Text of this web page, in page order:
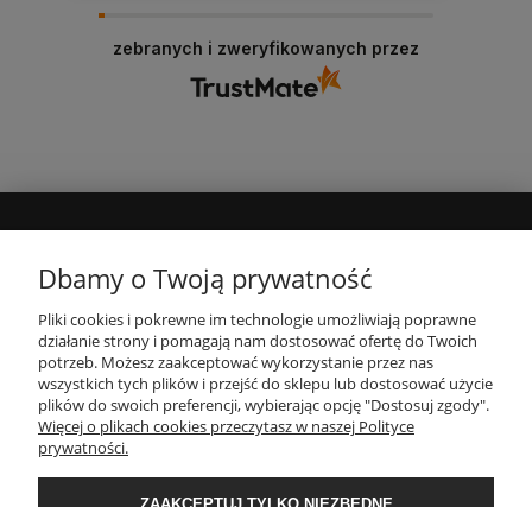
zebranych i zweryfikowanych przez
INFORMACJE
PŁATNOŚCI I DOSTAWA
O NAS
Dbamy o Twoją prywatność
Pliki cookies i pokrewne im technologie umożliwiają poprawne
działanie strony i pomagają nam dostosować ofertę do Twoich
potrzeb. Możesz zaakceptować wykorzystanie przez nas
wszystkich tych plików i przejść do sklepu lub dostosować użycie
plików do swoich preferencji, wybierając opcję "Dostosuj zgody".
Więcej o plikach cookies przeczytasz w naszej Polityce
prywatności.
ZAAKCEPTUJ TYLKO NIEZBĘDNE